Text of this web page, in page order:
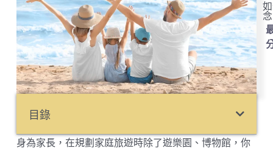
目錄
身為家長，在規劃家庭旅遊時除了遊樂園、博物館，你